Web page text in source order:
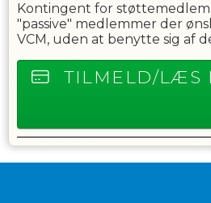
Kontingent for
"passive" medlemmer der
VCM, uden at benytte sig af
TILMELD/LÆS